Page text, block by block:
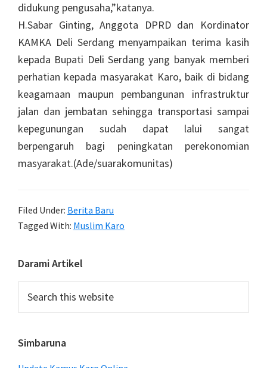
didukung pengusaha,”katanya.
H.Sabar Ginting, Anggota DPRD dan Kordinator
KAMKA Deli Serdang menyampaikan terima kasih
kepada Bupati Deli Serdang yang banyak memberi
perhatian kepada masyarakat Karo, baik di bidang
keagamaan maupun pembangunan infrastruktur
jalan dan jembatan sehingga transportasi sampai
kepegunungan sudah dapat lalui sangat
berpengaruh bagi peningkatan perekonomian
masyarakat.(Ade/suarakomunitas)
Filed Under: Berita Baru
Tagged With: Muslim Karo
Primary
Sidebar
Darami Artikel
this
Simbaruna